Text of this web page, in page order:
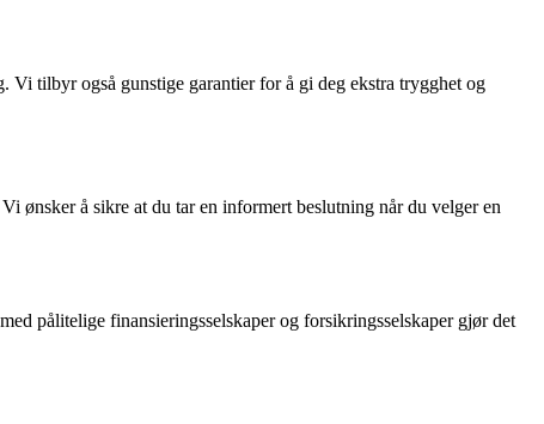
tilbyr også gunstige garantier for å gi deg ekstra trygghet og
ønsker å sikre at du tar en informert beslutning når du velger en
pålitelige finansieringsselskaper og forsikringsselskaper gjør det